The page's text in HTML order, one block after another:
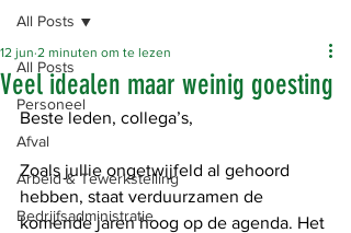
All Posts
Personeel
Afval
Arbeid & Tewerkstelling
Bedrijfsadministratie
All Posts
Veel idealen maar weinig goesting
12 jun 2 minuten om te lezen
Beste leden, collega’s,
Zoals jullie ongetwijfeld al gehoord
hebben, staat verduurzamen de
komende jaren hoog op de agenda. Het